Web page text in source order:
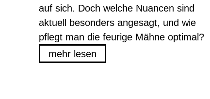
auf sich. Doch welche Nuancen sind
aktuell besonders angesagt, und wie
pflegt man die feurige Mähne optimal?
mehr lesen